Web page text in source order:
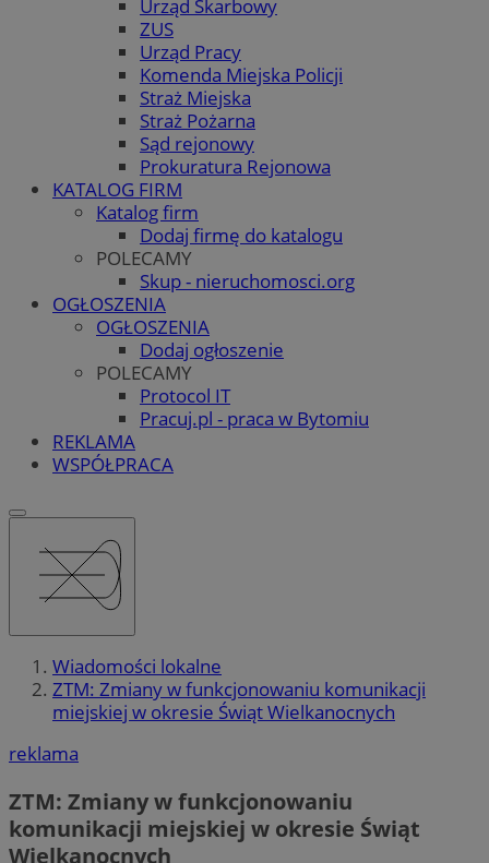
Urząd Skarbowy
ZUS
Urząd Pracy
Komenda Miejska Policji
Straż Miejska
Straż Pożarna
Sąd rejonowy
Prokuratura Rejonowa
KATALOG FIRM
Katalog firm
Dodaj firmę do katalogu
POLECAMY
Skup - nieruchomosci.org
OGŁOSZENIA
OGŁOSZENIA
Dodaj ogłoszenie
POLECAMY
Protocol IT
Pracuj.pl - praca w Bytomiu
REKLAMA
WSPÓŁPRACA
Wiadomości lokalne
ZTM: Zmiany w funkcjonowaniu komunikacji
miejskiej w okresie Świąt Wielkanocnych
reklama
ZTM: Zmiany w funkcjonowaniu
komunikacji miejskiej w okresie Świąt
Wielkanocnych